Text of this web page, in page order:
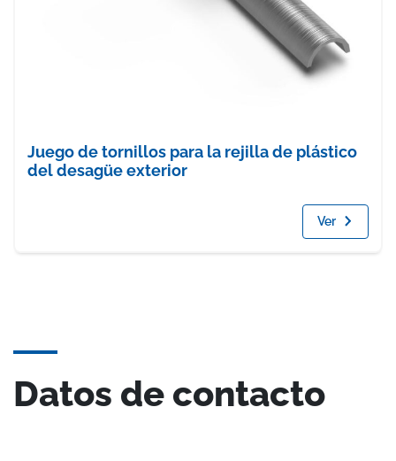
Juego de tornillos para la rejilla de plástico
del desagüe exterior
Ver
Datos de contacto